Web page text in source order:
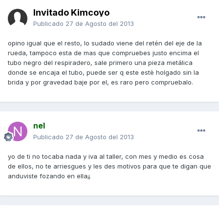
Invitado Kimcoyo
Publicado 27 de Agosto del 2013
opino igual que el resto, lo sudado viene del retén del eje de la
rueda, tampoco esta de mas que compruebes justo encima el
tubo negro del respiradero, sale primero una pieza metálica
donde se encaja el tubo, puede ser q este estè holgado sin la
brida y por gravedad baje por el, es raro pero compruebalo.
nel
Publicado 27 de Agosto del 2013
yo de ti no tocaba nada y iva al taller, con mes y medio es cosa
de ellos, no te arriesgues y les des motivos para que te digan que
anduviste fozando en ella¡¡